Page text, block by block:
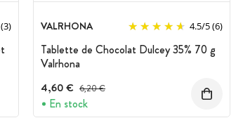
(3) VALRHONA 4.5/5(6)
Tablette de Chocolat Dulcey 35% 70 g
Valrhona
4,60 € Prix avant réduction :
6,20 €
En stock